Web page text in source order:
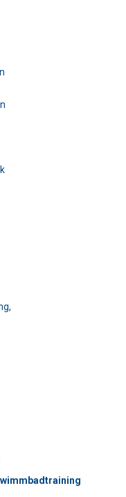
bist und wähle das
bist und wähle das
bist und wähle das
bist und wähle das
bist und wähle das
bist und wähle das
.
bist und wähle das
bist und wähle das